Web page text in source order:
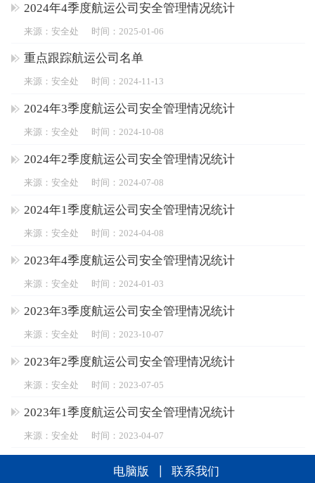
2024年4季度航运公司安全管理情况统计
来源：安全处 时间：2025-01-06
重点跟踪航运公司名单
来源：安全处 时间：2024-11-13
2024年3季度航运公司安全管理情况统计
来源：安全处 时间：2024-10-08
2024年2季度航运公司安全管理情况统计
来源：安全处 时间：2024-07-08
2024年1季度航运公司安全管理情况统计
来源：安全处 时间：2024-04-08
2023年4季度航运公司安全管理情况统计
来源：安全处 时间：2024-01-03
2023年3季度航运公司安全管理情况统计
来源：安全处 时间：2023-10-07
2023年2季度航运公司安全管理情况统计
来源：安全处 时间：2023-07-05
2023年1季度航运公司安全管理情况统计
来源：安全处 时间：2023-04-07
电脑版 联系我们